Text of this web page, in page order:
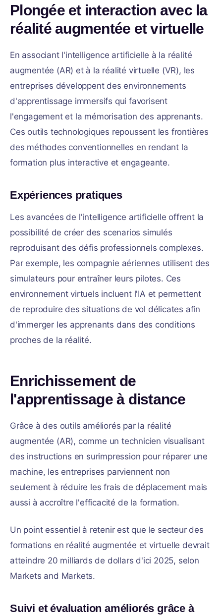
Plongée et interaction avec la
réalité augmentée et virtuelle
En associant l'intelligence artificielle à la réalité
augmentée (AR) et à la réalité virtuelle (VR), les
entreprises développent des environnements
d'apprentissage immersifs qui favorisent
l'engagement et la mémorisation des apprenants.
Ces outils technologiques repoussent les frontières
des méthodes conventionnelles en rendant la
formation plus interactive et engageante.
Expériences pratiques
Les avancées de l'intelligence artificielle offrent la
possibilité de créer des scenarios simulés
reproduisant des défis professionnels complexes.
Par exemple, les compagnie aériennes utilisent des
simulateurs pour entraîner leurs pilotes. Ces
environnement virtuels incluent l'IA et permettent
de reproduire des situations de vol délicates afin
d'immerger les apprenants dans des conditions
proches de la réalité.
Enrichissement de
l'apprentissage à distance
Grâce à des outils améliorés par la réalité
augmentée (AR), comme un technicien visualisant
des instructions en surimpression pour réparer une
machine, les entreprises parviennent non
seulement à réduire les frais de déplacement mais
aussi à accroître l'efficacité de la formation.
Un point essentiel à retenir est que le secteur des
formations en réalité augmentée et virtuelle devrait
atteindre 20 milliards de dollars d'ici 2025, selon
Markets and Markets.
Suivi et évaluation améliorés grâce à